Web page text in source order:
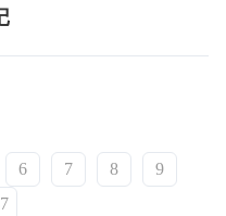
6 7 8
9